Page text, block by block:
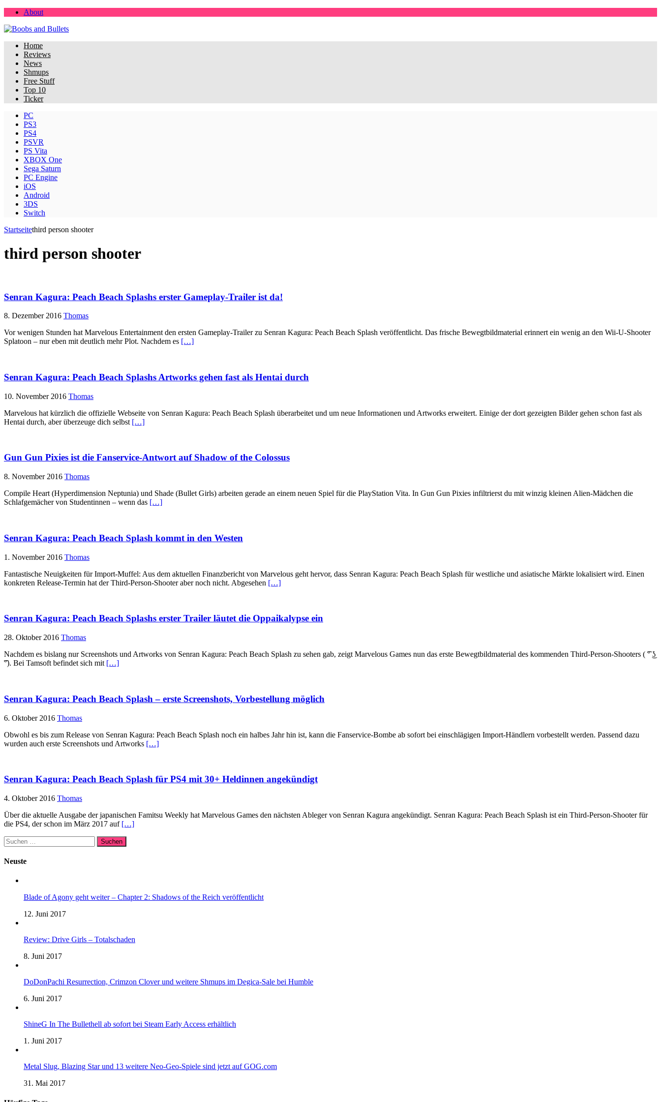
About
Home
Reviews
News
Shmups
Free Stuff
Top 10
Ticker
PC
PS3
PS4
PSVR
PS Vita
XBOX One
Sega Saturn
PC Engine
iOS
Android
3DS
Switch
Startseitethird person shooter
third person shooter
Senran Kagura: Peach Beach Splashs erster Gameplay-Trailer ist da!
8. Dezember 2016 Thomas
Vor wenigen Stunden hat Marvelous Entertainment den ersten Gameplay-Trailer zu Senran Kagura: Peach Beach Splash veröffentlicht. Das frische Bewegtbildmaterial erinnert ein wenig an den Wii-U-Shooter
Splatoon – nur eben mit deutlich mehr Plot. Nachdem es […]
Senran Kagura: Peach Beach Splashs Artworks gehen fast als Hentai durch
10. November 2016 Thomas
Marvelous hat kürzlich die offizielle Webseite von Senran Kagura: Peach Beach Splash überarbeitet und um neue Informationen und Artworks erweitert. Einige der dort gezeigten Bilder gehen schon fast als
Hentai durch, aber überzeuge dich selbst […]
Gun Gun Pixies ist die Fanservice-Antwort auf Shadow of the Colossus
8. November 2016 Thomas
Compile Heart (Hyperdimension Neptunia) und Shade (Bullet Girls) arbeiten gerade an einem neuen Spiel für die PlayStation Vita. In Gun Gun Pixies infiltrierst du mit winzig kleinen Alien-Mädchen die
Schlafgemächer von Studentinnen – wenn das […]
Senran Kagura: Peach Beach Splash kommt in den Westen
1. November 2016 Thomas
Fantastische Neuigkeiten für Import-Muffel: Aus dem aktuellen Finanzbericht von Marvelous geht hervor, dass Senran Kagura: Peach Beach Splash für westliche und asiatische Märkte lokalisiert wird. Einen
konkreten Release-Termin hat der Third-Person-Shooter aber noch nicht. Abgesehen […]
Senran Kagura: Peach Beach Splashs erster Trailer läutet die Oppaikalypse ein
28. Oktober 2016 Thomas
Nachdem es bislang nur Screenshots und Artworks von Senran Kagura: Peach Beach Splash zu sehen gab, zeigt Marvelous Games nun das erste Bewegtbildmaterial des kommenden Third-Person-Shooters ( ͡° ͜ʖ
͡°). Bei Tamsoft befindet sich mit […]
Senran Kagura: Peach Beach Splash – erste Screenshots, Vorbestellung möglich
6. Oktober 2016 Thomas
Obwohl es bis zum Release von Senran Kagura: Peach Beach Splash noch ein halbes Jahr hin ist, kann die Fanservice-Bombe ab sofort bei einschlägigen Import-Händlern vorbestellt werden. Passend dazu
wurden auch erste Screenshots und Artworks […]
Senran Kagura: Peach Beach Splash für PS4 mit 30+ Heldinnen angekündigt
4. Oktober 2016 Thomas
Über die aktuelle Ausgabe der japanischen Famitsu Weekly hat Marvelous Games den nächsten Ableger von Senran Kagura angekündigt. Senran Kagura: Peach Beach Splash ist ein Third-Person-Shooter für
die PS4, der schon im März 2017 auf […]
Suchen
nach:
Neuste
Blade of Agony geht weiter – Chapter 2: Shadows of the Reich veröffentlicht
12. Juni 2017
Review: Drive Girls – Totalschaden
8. Juni 2017
DoDonPachi Resurrection, Crimzon Clover und weitere Shmups im Degica-Sale bei Humble
6. Juni 2017
ShineG In The Bullethell ab sofort bei Steam Early Access erhältlich
1. Juni 2017
Metal Slug, Blazing Star und 13 weitere Neo-Geo-Spiele sind jetzt auf GOG.com
31. Mai 2017